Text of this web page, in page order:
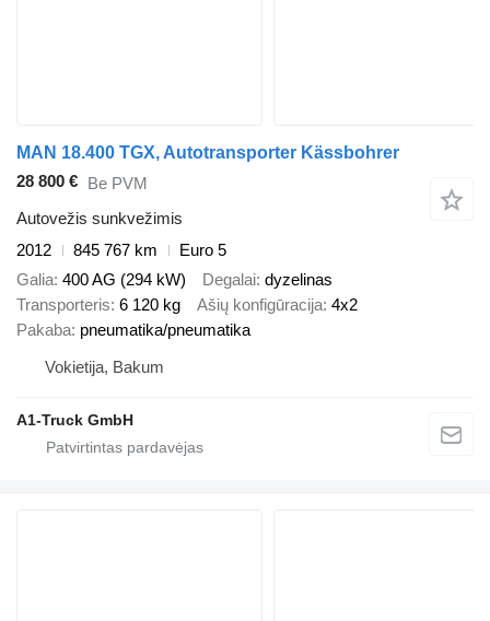
MAN 18.400 TGX, Autotransporter Kässbohrer
28 800 € Be PVM
Autovežis sunkvežimis
2012
845 767 km
Euro 5
Galia 400 AG (294 kW) Degalai dyzelinas
Transporteris 6 120 kg Ašių konfigūracija 4x2
Pakaba pneumatika/pneumatika
Vokietija, Bakum
A1-Truck GmbH